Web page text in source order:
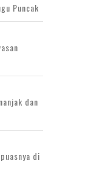
Puncak
dan
di